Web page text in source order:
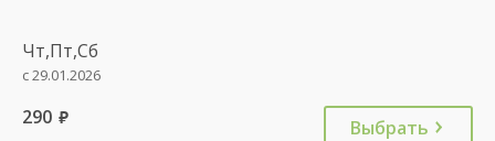
Чт,Пт,Сб
с 29.01.2026
290 руб. Выбрать